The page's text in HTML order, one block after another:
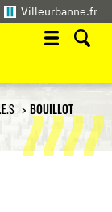
Villeurbanne.fr
BOUILLOT